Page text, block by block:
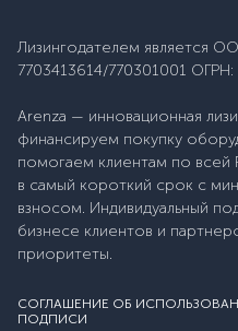
Лизингодателем является
7703413614/770301001 ОГРН:
Arenza — инновационная
финансируем покупку
помогаем клиентам по всей
в самый короткий срок с
взносом. Индивидуальный
бизнесе клиентов и
приоритеты.
СОГЛАШЕНИЕ ОБ
ПОДПИСИ